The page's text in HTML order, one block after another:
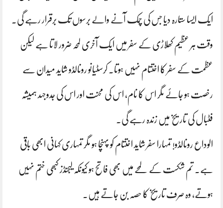
ایک ایسا ستارہ دیا جس کی چمک آنے والے برسوں تک برقرار رہے گی۔
وقت ہر عظیم کھلاڑی کے سفر میں ایک آخری لمحہ ضرور لاتا ہے لیکن
عظمت کے سفر کا اختتام نہیں ہوتا۔ کرسٹیانو رونالڈو شاید میدان سے
رخصت ہو جائے مگر اس کا نام، اس کی محنت اور اس کی جدوجہد ہمیشہ
فٹبال کی تاریخ میں زندہ رہے گی۔
الوداع رونالڈو! تمہارا سفر شاید اختتام کو پہنچا ہو مگر تمہاری کہانی ابھی باقی
ہے۔ تم شکست کے لمحے میں بھی فاتح ہو کیونکہ لیجنڈز کبھی ختم نہیں
ہوتے، وہ صرف تاریخ کا حصہ بن جاتے ہیں۔